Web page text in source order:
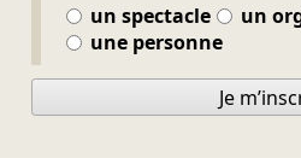
un spectacle
un
une personne
Je